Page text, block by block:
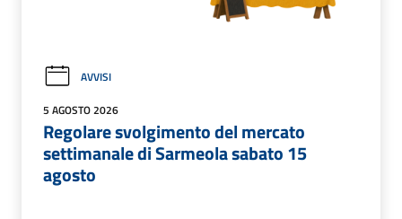
AVVISI
5 AGOSTO 2026
Regolare svolgimento del mercato
settimanale di Sarmeola sabato 15
agosto